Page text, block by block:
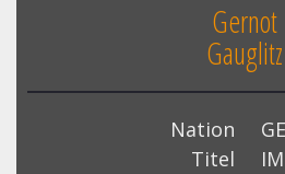
Gernot
Gauglitz
Nation
Titel
IM